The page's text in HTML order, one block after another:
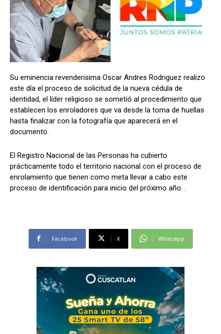
Comparta
Facebook X WhatsApp
Comparta
Facebook X WhatsApp
Su eminencia revenderisima Oscar Andres Rodriguez realizo
este día el proceso de solicitud de la nueva cédula de
identidad, el líder religioso se sometió al procedimiento que
establecen los enroladores que va desde la toma de huellas
hasta finalizar con la fotografía que aparecerá en el
documento.
El Registro Nacional de las Personas ha cubierto
prácticamente todo el territorio nacional con el proceso de
enrolamiento que tienen como meta llevar a cabo este
proceso de identificación para inicio del próximo año. .
Facebook X WhatsApp